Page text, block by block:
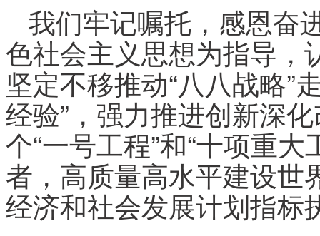
我们牢记嘱托，感恩奋
色社会主义思想为指导，
坚定不移推动“八八战略”
经验”，强力推进创新深
个“一号工程”和“十项重
者，高质量高水平建设世
经济和社会发展计划指标